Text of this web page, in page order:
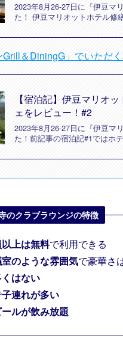
2023年8月26-27日に『伊豆マ
た！ 伊豆マリオットホテル
＆DiningG」でいただ
【宿泊記】伊豆マリオ
ェをレビュー！#2
2023年8月26-27日に『伊豆マ
た！前記事の宿泊記#1ではホ
のクラブラウンジの特徴
上は無料で利用できる
のような雰囲気で豪華さ
はない
子連れが多い
ルが飲み放題